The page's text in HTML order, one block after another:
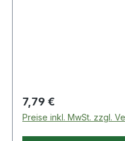
Regulärer Preis:
7,79 €
Preise inkl. MwSt. zzgl.